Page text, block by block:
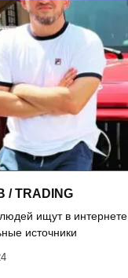
TRADING
ищут в интернете
источники